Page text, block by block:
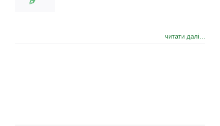
читати далі...